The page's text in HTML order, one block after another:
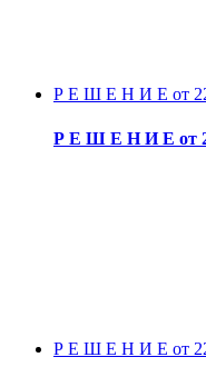
Р Е Ш Е Н И Е от
Р Е Ш Е Н И Е от
Р Е Ш Е Н И Е от